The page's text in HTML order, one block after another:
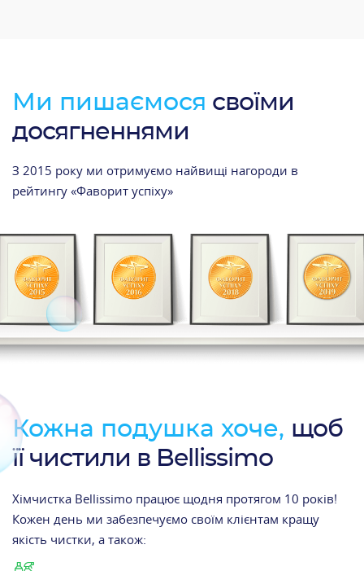
Ми пишаємося своїми
досягненнями
З 2015 року ми отримуємо найвищі нагороди в
рейтингу «Фаворит успіху»
Кожна подушка хоче, щоб
її чистили в Bellissimo
Хімчистка Bellissimo працює щодня протягом 10 років!
Кожен день ми забезпечуємо своїм клієнтам кращу
якість чистки, а також: